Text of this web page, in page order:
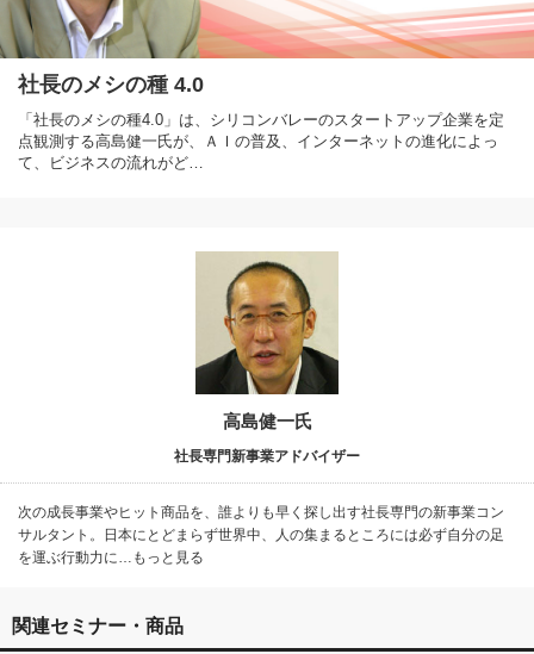
社長のメシの種 4.0
「社長のメシの種4.0」は、シリコンバレーのスタートアップ企業を定
点観測する高島健一氏が、ＡＩの普及、インターネットの進化によっ
て、ビジネスの流れがど…
高島健一氏
社長専門新事業アドバイザー
次の成長事業やヒット商品を、誰よりも早く探し出す社長専門の新事業コン
サルタント。日本にとどまらず世界中、人の集まるところには必ず自分の足
を運ぶ行動力に…もっと見る
関連セミナー・商品